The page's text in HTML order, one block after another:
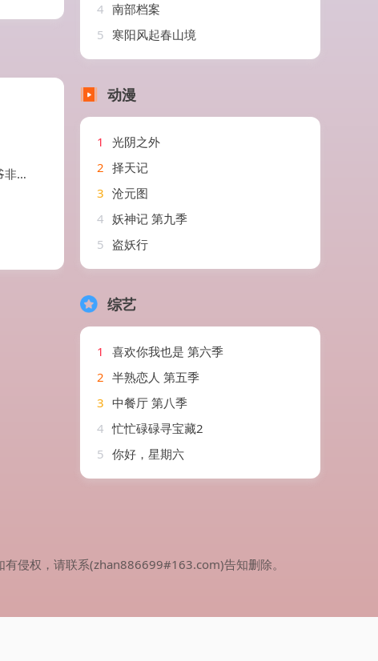
剧
4 南部档案
5 寒阳风起春山境
动漫
1
光阴之外
2 择天记
3 沧元图
4 妖神记 第九季
5 盗妖行
综艺
1
喜欢你我也是 第六季
2 半熟恋人 第五季
3 中餐厅 第八季
4 忙忙碌碌寻宝藏2
5 你好，星期六
侵权，请联系(zhan886699#163.com)告知删除。